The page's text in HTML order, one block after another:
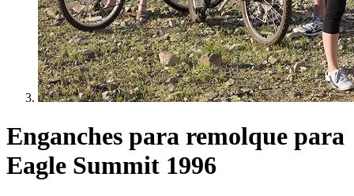
Enganches para remolque para
Eagle Summit 1996